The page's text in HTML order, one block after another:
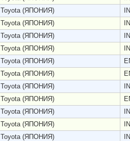
Toyota (ЯПОНИЯ)
Toyota (ЯПОНИЯ)
Toyota (ЯПОНИЯ)
Toyota (ЯПОНИЯ)
Toyota (ЯПОНИЯ)
Toyota (ЯПОНИЯ)
Toyota (ЯПОНИЯ)
Toyota (ЯПОНИЯ)
Toyota (ЯПОНИЯ)
Toyota (ЯПОНИЯ)
Toyota (ЯПОНИЯ)